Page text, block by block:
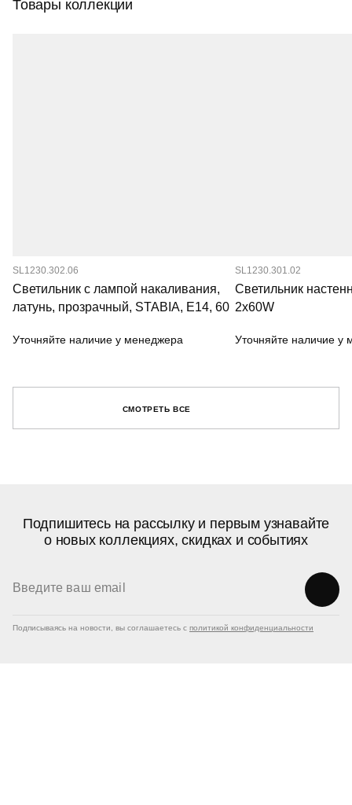
Товары коллекции
SL1230.302.06
Светильник с лампой накаливания,
латунь, прозрачный, STABIA, E14, 60
Уточняйте наличие у менеджера
SL1230.301.02
Светильник
2х60W
Уточняйте наличие у
СМОТРЕТЬ ВСЕ
Подпишитесь на рассылку и первым узнавайте
о новых коллекциях, скидках и событиях
Подписываясь на новости, вы соглашаетесь с политикой конфиденциальности